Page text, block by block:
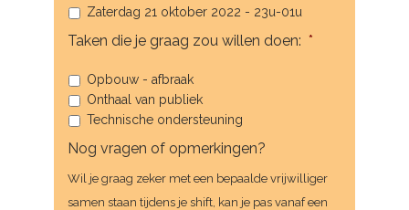
Zaterdag 21 oktober 2022 - 23u-01u
Taken die je graag zou willen doen: *
Opbouw - afbraak
Onthaal van publiek
Technische ondersteuning
Nog vragen of opmerkingen?
Wil je graag zeker met een bepaalde vrijwilliger
samen staan tijdens je shift, kan je pas vanaf een